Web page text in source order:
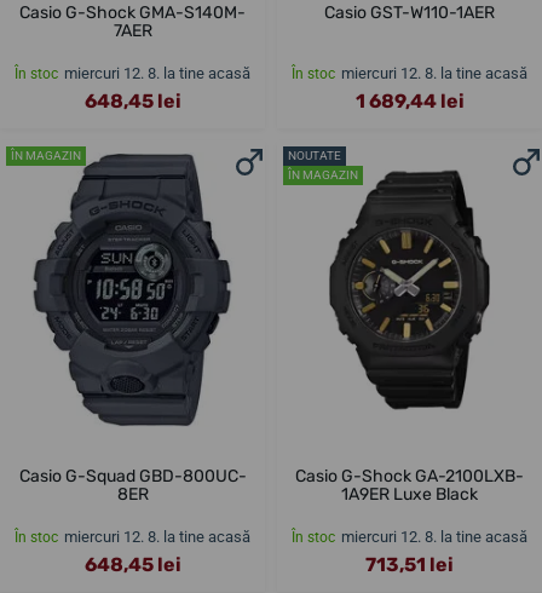
Casio G-Shock GMA-S140M-
7AER
În stoc miercuri 12. 8. la tine acasă
648,45 lei
Casio GST-W110-1AER
În stoc miercuri 12. 8. la tine acasă
1 689,44 lei
ÎN MAGAZIN
Casio G-Squad GBD-800UC-
8ER
În stoc miercuri 12. 8. la tine acasă
648,45 lei
NOUTATE
ÎN MAGAZIN
Casio G-Shock GA-2100LXB-
1A9ER Luxe Black
În stoc miercuri 12. 8. la tine acasă
713,51 lei